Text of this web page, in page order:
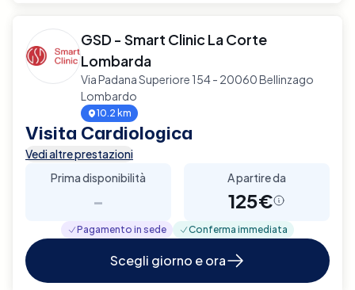
GSD - Smart Clinic La Corte
Lombarda
Via Padana Superiore 154 - 20060 Bellinzago
Lombardo
10.2 km
Visita Cardiologica
Vedi altre prestazioni
Prima disponibilità
-
A partire da
125€
Pagamento in sede Conferma immediata
Scegli giorno e ora